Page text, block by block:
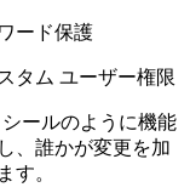
ード保護
タム ユーザー権限
ールのように機能
、誰かが変更を加
す。